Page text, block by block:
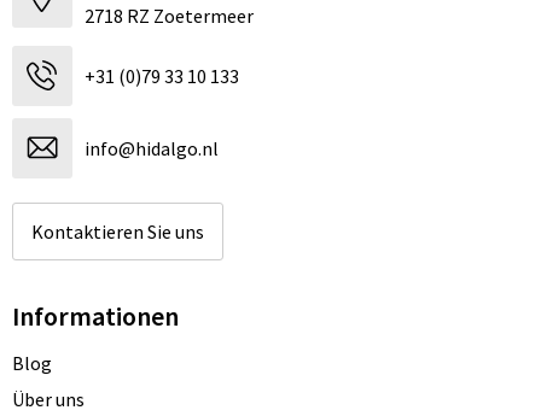
2718 RZ Zoetermeer
+31 (0)79 33 10 133
info@hidalgo.nl
Kontaktieren Sie uns
Informationen
Blog
Über uns